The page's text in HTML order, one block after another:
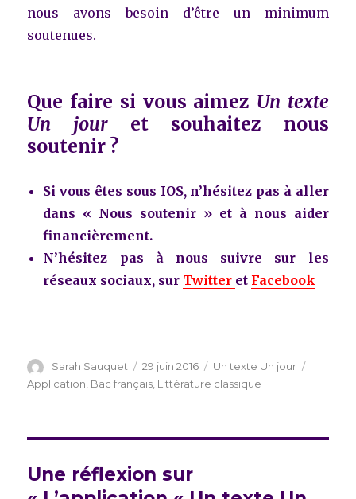
nous avons besoin d’être un minimum
soutenues.
Que faire si vous aimez Un texte
Un jouret souhaitez nous
soutenir ?
Si vous êtes sous IOS, n’hésitez pas à aller
dans « Nous soutenir » et à nous aider
financièrement.
N’hésitez pas à nous suivre sur les
réseaux sociaux, sur Twitter et Facebook
Auteur
Sarah Sauquet
Publié
le
29 juin 2016 Catégories
Un texte Un jour
Application Bac français Littérature classique
Une réflexion sur